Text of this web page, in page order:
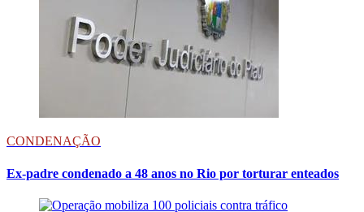
CONDENAÇÃO
Ex-padre condenado a 48 anos no Rio por torturar enteados